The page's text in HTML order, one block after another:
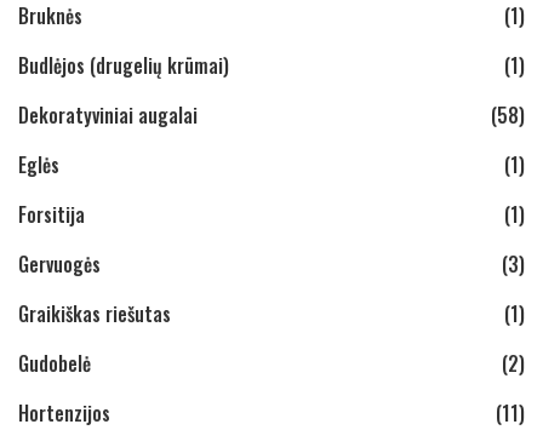
Bruknės
(1)
Budlėjos (drugelių krūmai)
(1)
Dekoratyviniai augalai
(58)
Eglės
(1)
Forsitija
(1)
Gervuogės
(3)
Graikiškas riešutas
(1)
Gudobelė
(2)
Hortenzijos
(11)